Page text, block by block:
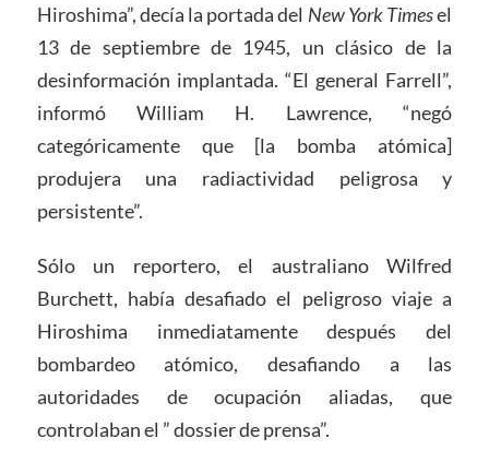
Hiroshima”, decía la portada del New York Timesel
13 de septiembre de 1945, un clásico de la
desinformación implantada. “El general Farrell”,
informó William H. Lawrence, “negó
categóricamente que [la bomba atómica]
produjera una radiactividad peligrosa y
persistente”.
Sólo un reportero, el australiano Wilfred
Burchett, había desafiado el peligroso viaje a
Hiroshima inmediatamente después del
bombardeo atómico, desafiando a las
autoridades de ocupación aliadas, que
controlaban el ” dossier de prensa”.